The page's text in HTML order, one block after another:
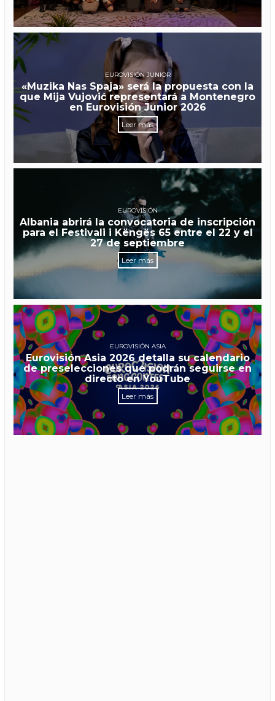
EUROVISIÓN JUNIOR
«Muzika Nas Spaja» será la propuesta con la
que Mija Vujović representará a Montenegro
en Eurovisión Junior 2026
Leer más
EUROVISIÓN
Albania abrirá la convocatoria de inscripción
para el Festivali i Këngës 65 entre el 22 y el
27 de septiembre
Leer más
EUROVISIÓN ASIA
Eurovisión Asia 2026 detalla su calendario
de preselecciones que podrán seguirse en
directo en YouTube
Leer más